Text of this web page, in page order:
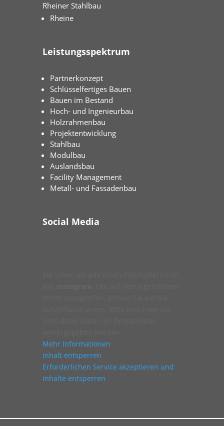
Rheiner Stahlbau
Rheine
Leistungsspektrum
Partnerkonzept
Schlüsselfertiges Bauen
Bauen im Bestand
Hoch- und Ingenieurbau
Holzrahmenbau
Projektentwicklung
Stahlbau
Modulbau
Auslandsbau
Facility Management
Metall- und Fassadenbau
Social Media
Mehr Informationen
Inhalt entsperren
Erforderlichen Service akzeptieren und
Inhalte entsperren